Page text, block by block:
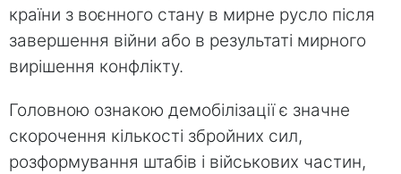
країни з воєнного стану в мирне русло після
завершення війни або в результаті мирного
вирішення конфлікту.
Головною ознакою демобілізації є значне
скорочення кількості збройних сил,
розформування штабів і військових частин,